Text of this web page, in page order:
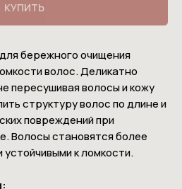
КУПИТЬ
бережного очищения
волос. Деликатно
пересушивая волосы и кожу
структуру волос по длине и
повреждений при
Волосы становятся более
к ломкости.